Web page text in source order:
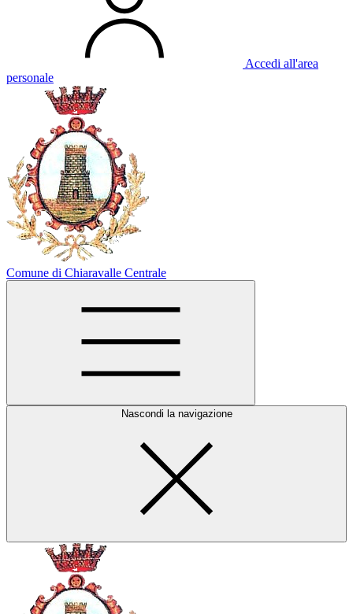
Accedi all'area
personale
Comune di Chiaravalle Centrale
Nascondi la navigazione